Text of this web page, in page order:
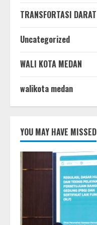
TRANSFORTASI DARAT
Uncategorized
WALI KOTA MEDAN
walikota medan
YOU MAY HAVE MISSED